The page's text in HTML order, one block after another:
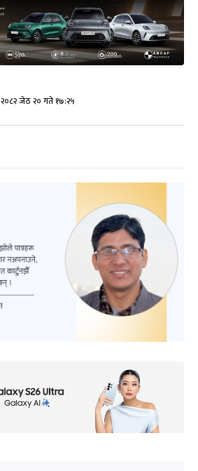
२०८२ जेठ २० गते १७:२५